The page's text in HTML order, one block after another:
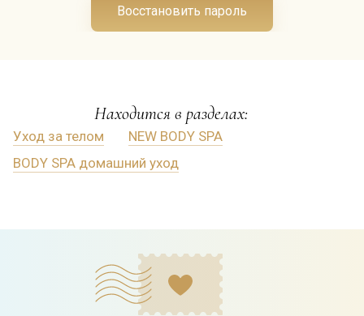
Восстановить пароль
Находится в разделах:
Уход за телом
NEW BODY SPA
BODY SPA домашний уход